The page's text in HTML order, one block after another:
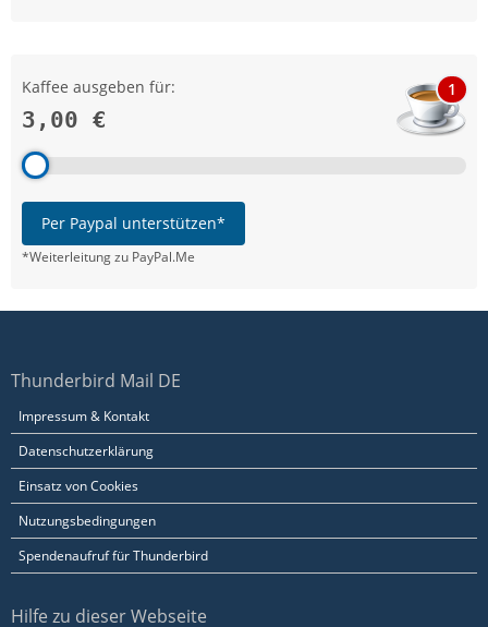
Kaffee ausgeben für:
3,00 €
1
Per Paypal unterstützen*
*Weiterleitung zu PayPal.Me
Thunderbird Mail DE
Impressum & Kontakt
Datenschutzerklärung
Einsatz von Cookies
Nutzungsbedingungen
Spendenaufruf für Thunderbird
Hilfe zu dieser Webseite